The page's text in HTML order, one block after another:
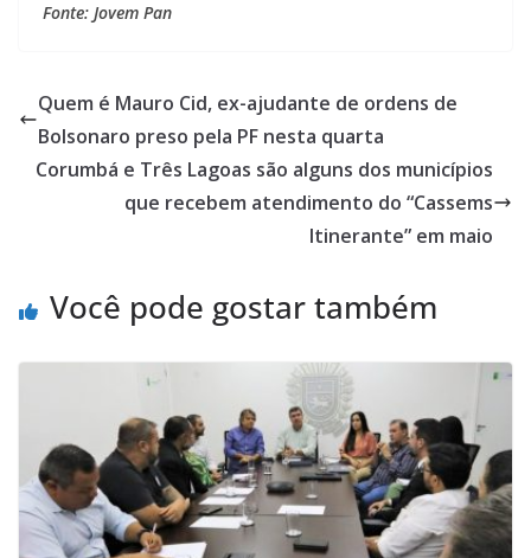
Fonte: Jovem Pan
Quem é Mauro Cid, ex-ajudante de ordens de
Bolsonaro preso pela PF nesta quarta
Corumbá e Três Lagoas são alguns dos municípios
que recebem atendimento do “Cassems
Itinerante” em maio
Você pode gostar também